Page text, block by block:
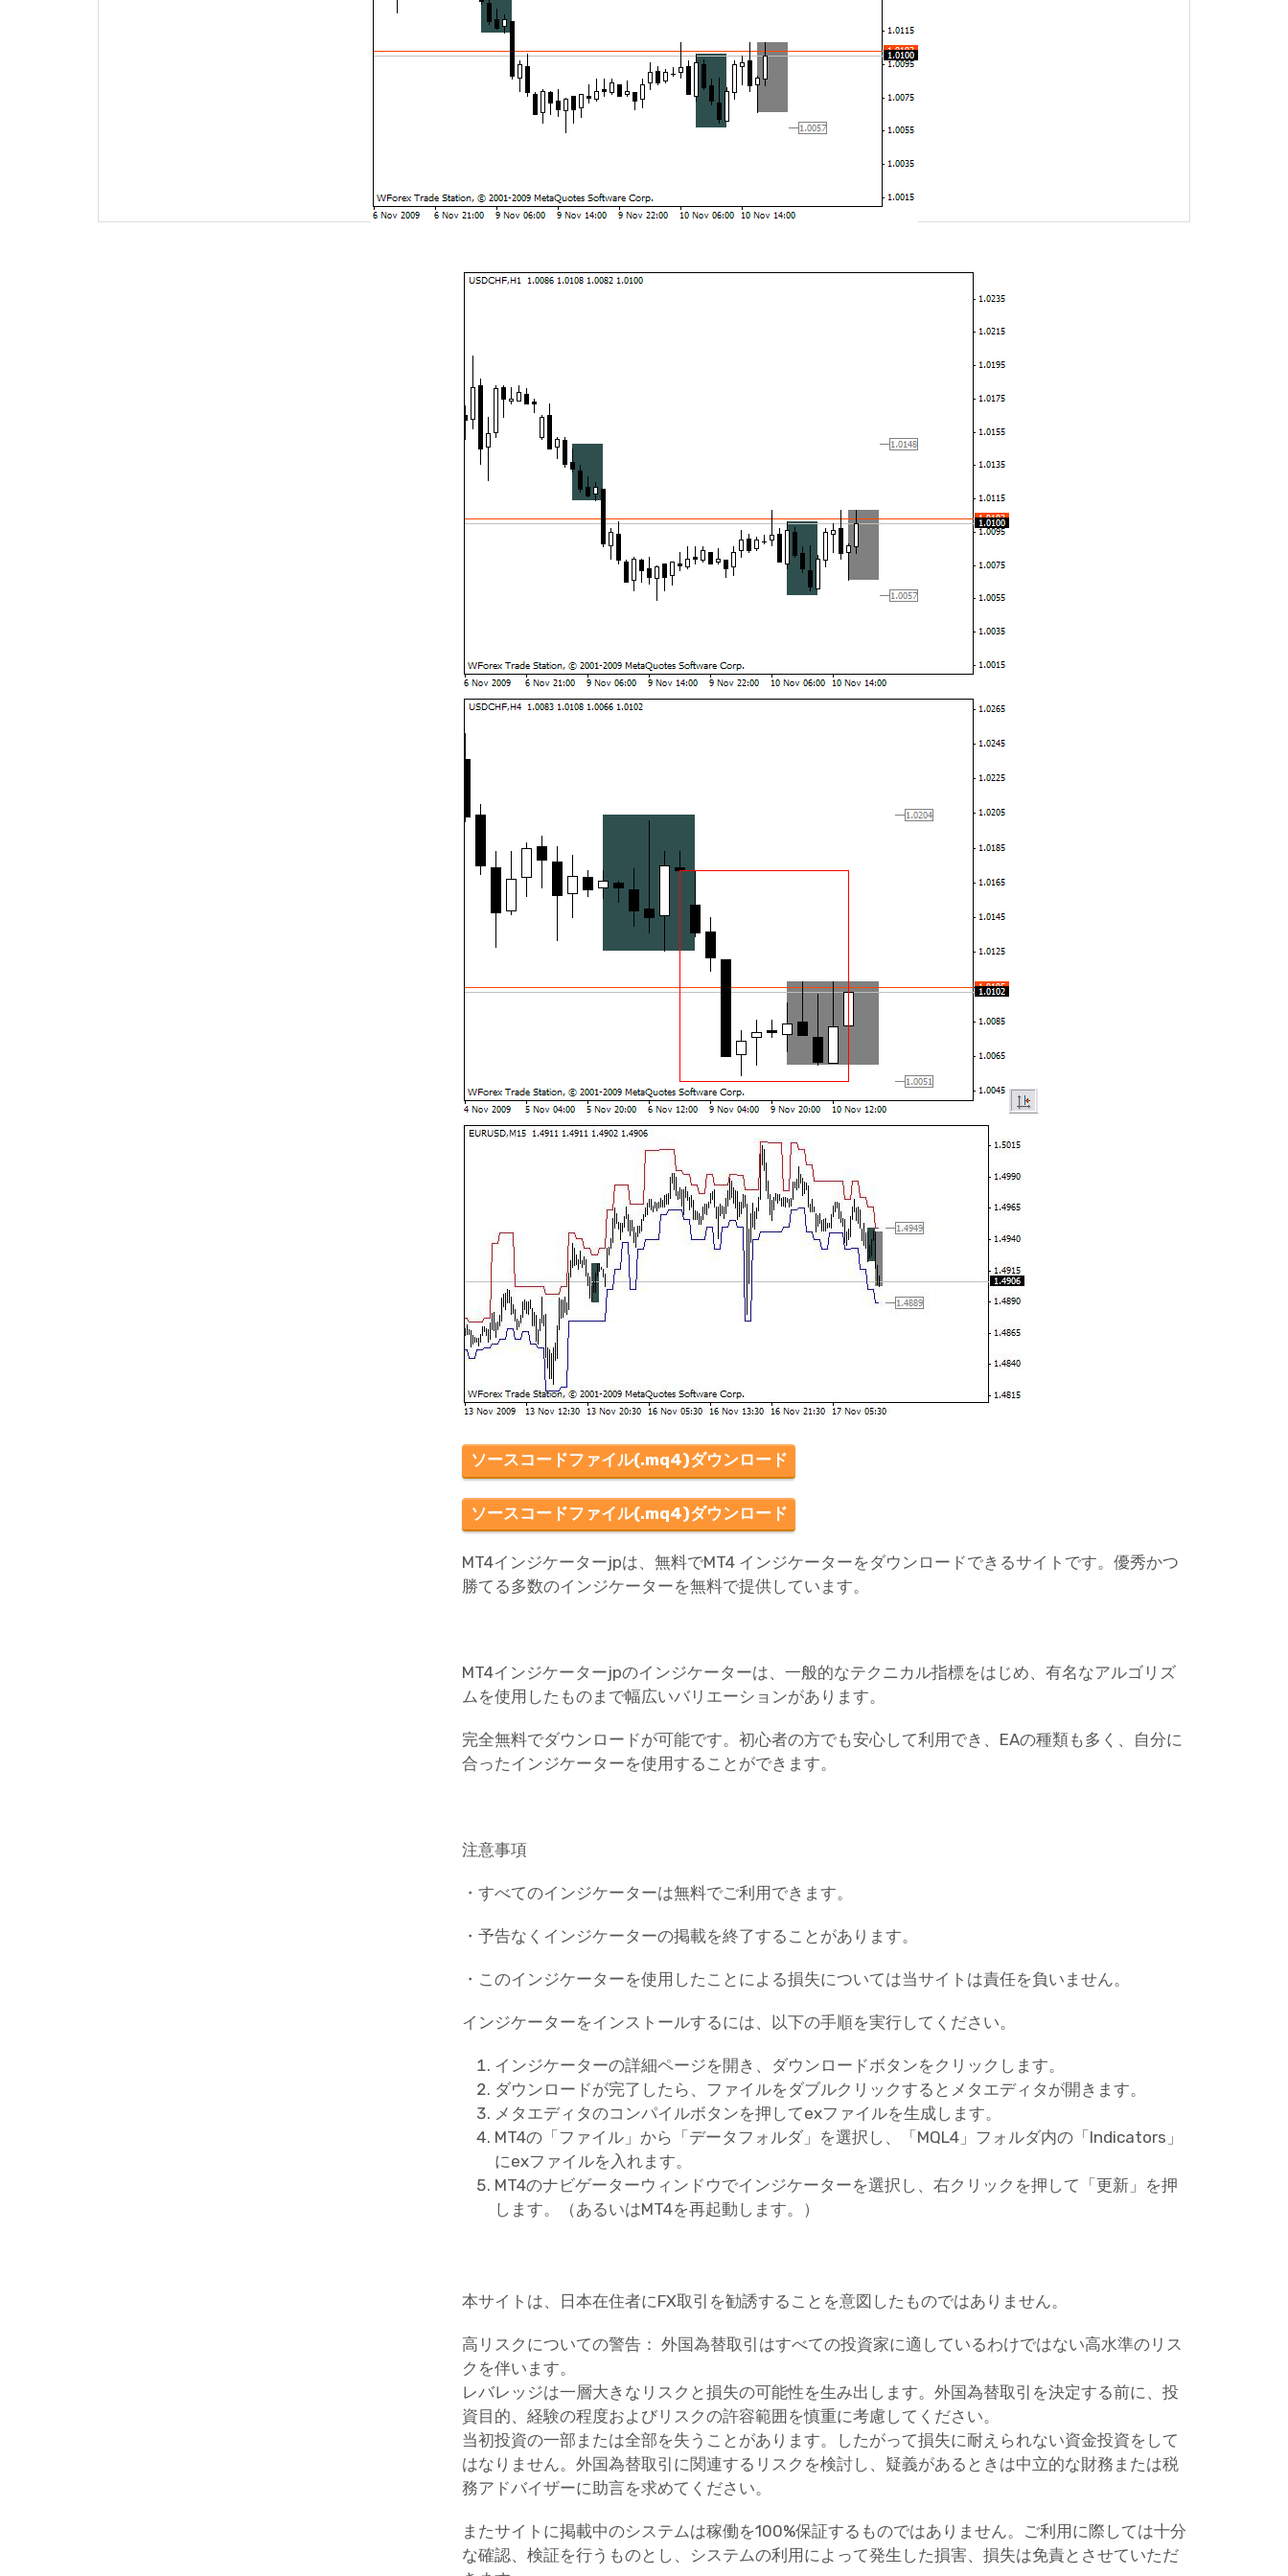
ソースコードファイル(.mq4)ダウンロード
ソースコードファイル(.mq4)ダウンロード
MT4インジケーターjpは、無料でMT4 インジケーターをダウンロードできるサイトです。優秀かつ
勝てる多数のインジケーターを無料で提供しています。
MT4インジケーターjpのインジケーターは、一般的なテクニカル指標をはじめ、有名なアルゴリズ
ムを使用したものまで幅広いバリエーションがあります。
完全無料でダウンロードが可能です。初心者の方でも安心して利用でき、EAの種類も多く、自分に
合ったインジケーターを使用することができます。
注意事項
・すべてのインジケーターは無料でご利用できます。
・予告なくインジケーターの掲載を終了することがあります。
・このインジケーターを使用したことによる損失については当サイトは責任を負いません。
インジケーターをインストールするには、以下の手順を実行してください。
インジケーターの詳細ページを開き、ダウンロードボタンをクリックします。
ダウンロードが完了したら、ファイルをダブルクリックするとメタエディタが開きます。
メタエディタのコンパイルボタンを押してexファイルを生成します。
MT4の「ファイル」から「データフォルダ」を選択し、「MQL4」フォルダ内の「Indicators」
にexファイルを入れます。
MT4のナビゲーターウィンドウでインジケーターを選択し、右クリックを押して「更新」を押
します。（あるいはMT4を再起動します。）
本サイトは、日本在住者にFX取引を勧誘することを意図したものではありません。
高リスクについての警告： 外国為替取引はすべての投資家に適しているわけではない高水準のリス
クを伴います。
レバレッジは一層大きなリスクと損失の可能性を生み出します。外国為替取引を決定する前に、投
資目的、経験の程度およびリスクの許容範囲を慎重に考慮してください。
当初投資の一部または全部を失うことがあります。したがって損失に耐えられない資金投資をして
はなりません。外国為替取引に関連するリスクを検討し、疑義があるときは中立的な財務または税
務アドバイザーに助言を求めてください。
またサイトに掲載中のシステムは稼働を100%保証するものではありません。ご利用に際しては十分
な確認、検証を行うものとし、システムの利用によって発生した損害、損失は免責とさせていただ